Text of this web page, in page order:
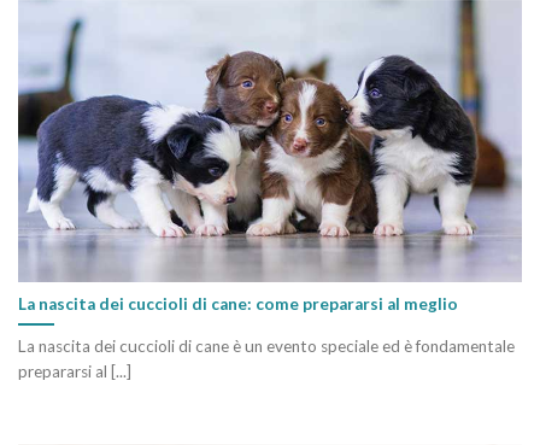
La nascita dei cuccioli di cane: come prepararsi al meglio
La nascita dei cuccioli di cane è un evento speciale ed è fondamentale
prepararsi al [...]